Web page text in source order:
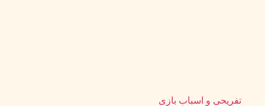
تفریحی و اسباب بازی